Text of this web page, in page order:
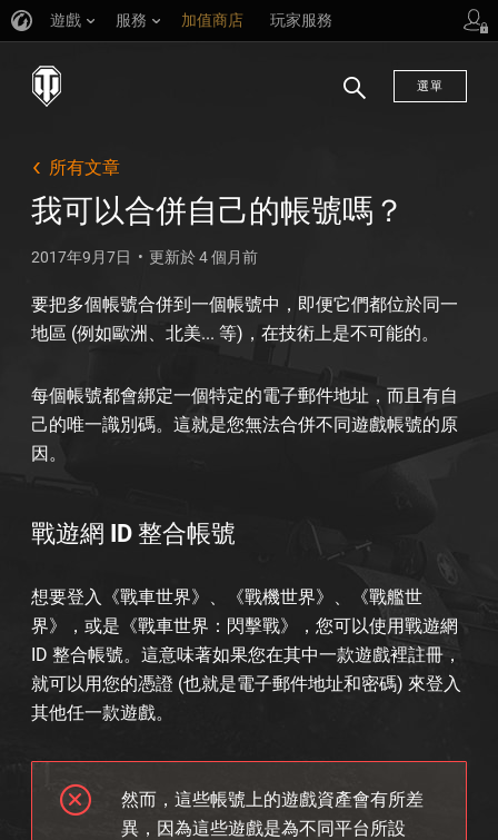
遊戲 服務 加值商店 玩家服務
選單
所有文章
我可以合併自己的帳號嗎？
2017年9月7日 更新於 4 個月前
要把多個帳號合併到一個帳號中，即便它們都位於同一
地區 (例如歐洲、北美... 等)，在技術上是不可能的。
每個帳號都會綁定一個特定的電子郵件地址，而且有自
己的唯一識別碼。這就是您無法合併不同遊戲帳號的原
因。
戰遊網 ID 整合帳號
想要登入《戰車世界》、《戰機世界》、《戰艦世
界》，或是《戰車世界：閃擊戰》，您可以使用戰遊網
ID 整合帳號。這意味著如果您在其中一款遊戲裡註冊，
就可以用您的憑證 (也就是電子郵件地址和密碼) 來登入
其他任一款遊戲。
然而，這些帳號上的遊戲資產會有所差
異，因為這些遊戲是為不同平台所設